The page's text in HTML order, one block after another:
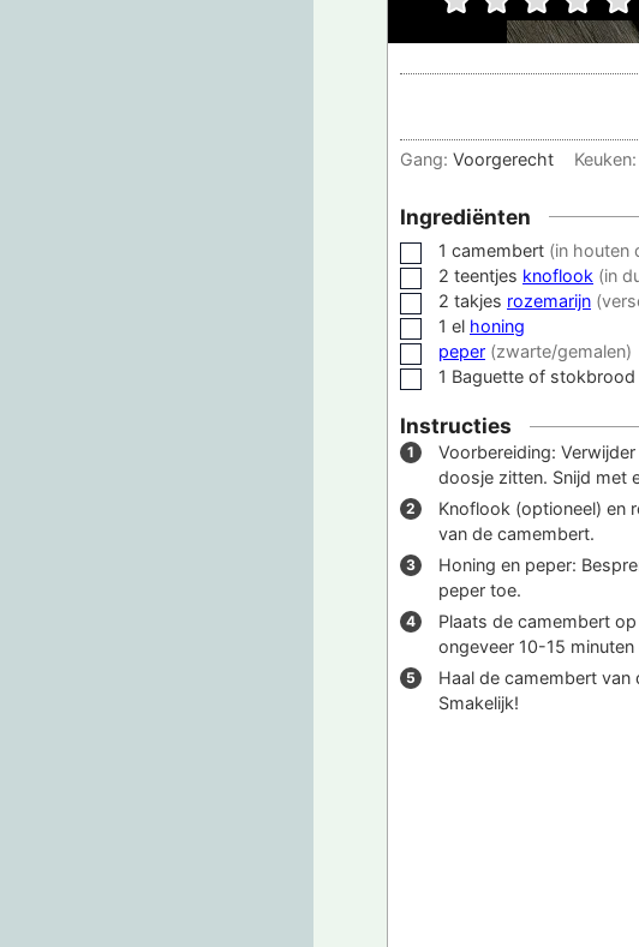
Gang: Voorgerecht Keuken:
Ingrediënten
▢1 camembert (in houten
▢
2 teentjes knoflook (in
▢
2 takjes rozemarijn
▢1 el honing
▢
peper (zwarte/gemalen)
▢1 Baguette of stokbrood
Instructies
Voorbereiding:
doosje zitten. Snijd met
Knoflook (optioneel) en
van de camembert.
Honing en peper:
peper toe.
Plaats de camembert
ongeveer 10-15
Haal de camembert
Smakelijk!